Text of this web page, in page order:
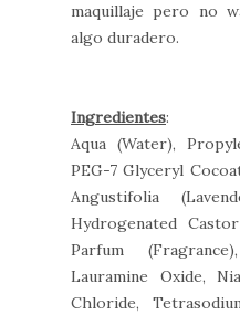
maquillaje pero no
algo duradero.
Ingredientes:
Aqua (Water),
PEG-7 Glyceryl
Angustifolia
Hydrogenated
Parfum
Lauramine Oxide,
Chloride,